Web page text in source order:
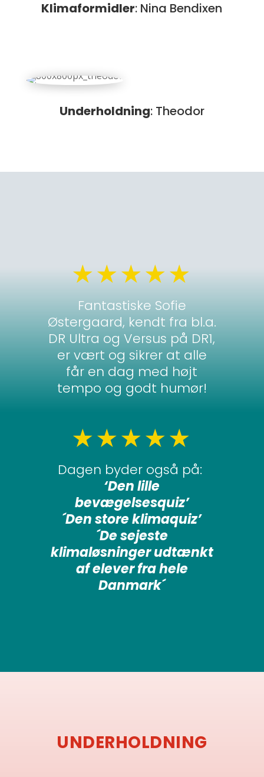
Klimaformidler: Nina Bendixen
Underholdning: Theodor
★★★★★
Fantastiske Sofie
Østergaard, kendt fra bl.a.
DR Ultra og Versus på DR1,
er vært og sikrer at alle
får en dag med højt
tempo og godt humør!
★★★★★
Dagen byder også på:
‘Den lille
bevægelsesquiz’
´Den store klimaquiz’
´De sejeste
klimaløsninger udtænkt
af elever fra hele
Danmark´
UNDERHOLDNING